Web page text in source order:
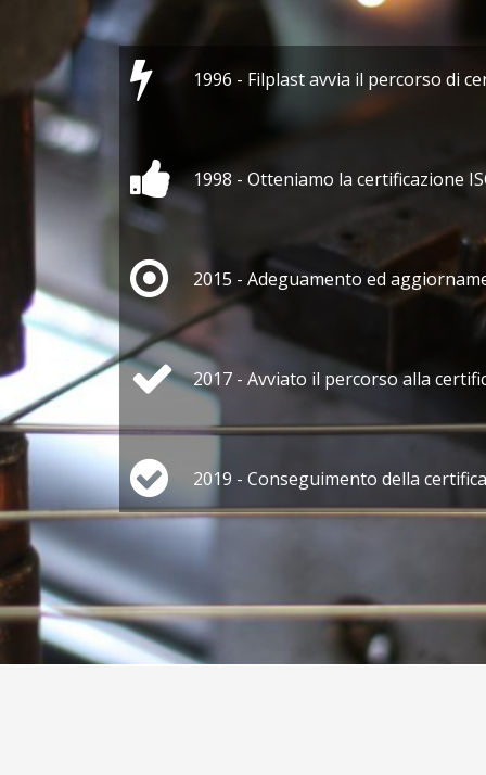
1996 - Filplast avvia il percorso di
1998 - Otteniamo la certificazione
2015 - Adeguamento ed
2017 - Avviato il percorso alla
2019 - Conseguimento della